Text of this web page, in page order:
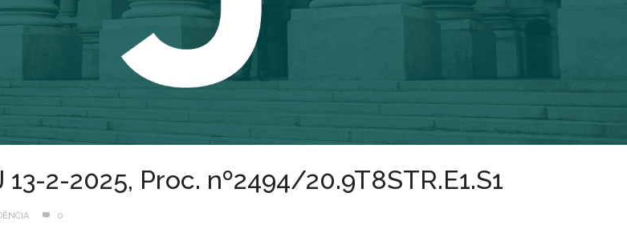
13-2-2025, Proc. nº2494/20.9T8STR.E1.S1
0